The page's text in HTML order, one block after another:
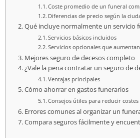
Coste promedio de un funeral
Diferencias de precio según la
Qué incluye normalmente un servicio
Servicios básicos incluidos
Servicios opcionales que
Mejores seguro de decesos completo
¿Vale la pena contratar un seguro de
Ventajas principales
Cómo ahorrar en gastos funerarios
Consejos útiles para reducir costes
Errores comunes al organizar un
Compara seguros fácilmente y